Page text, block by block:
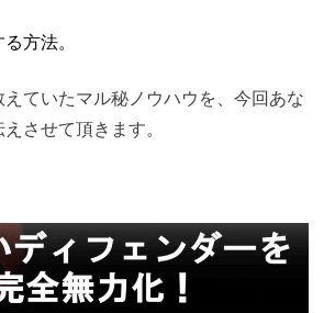
方法。
ていたマル秘ノウハウを、今回あな
させて頂きます。